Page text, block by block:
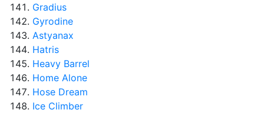
Gradius
Gyrodine
Astyanax
Hatris
Heavy Barrel
Home Alone
Hose Dream
Ice Climber